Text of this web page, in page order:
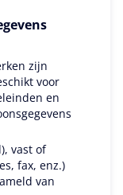
zijn
voor
en
vast of
fax, enz.)
van